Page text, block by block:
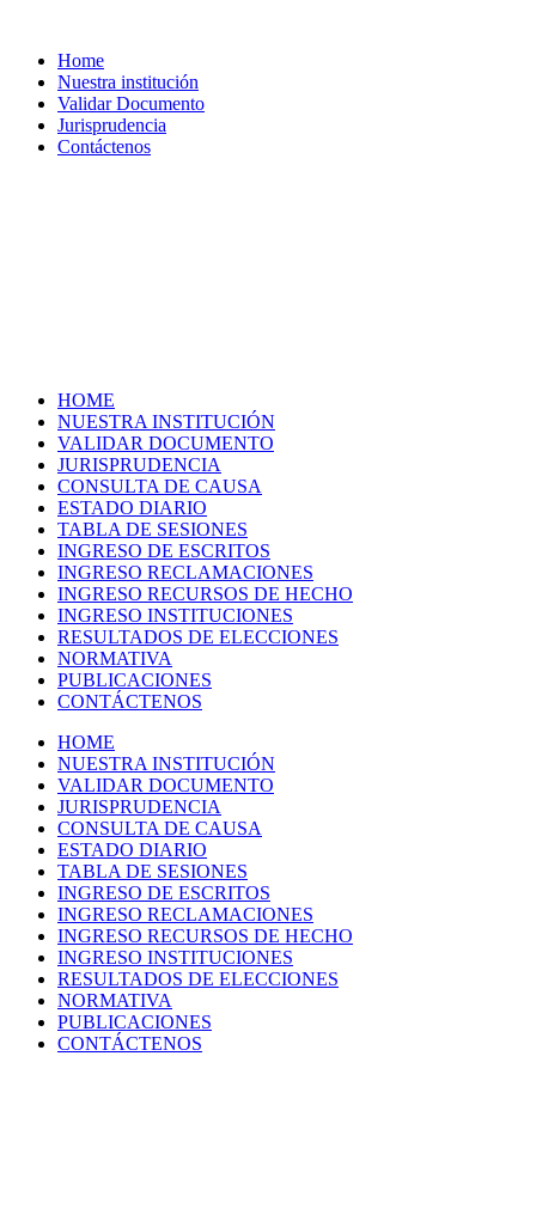
Home
Nuestra institución
Validar Documento
Jurisprudencia
Contáctenos
HOME
NUESTRA INSTITUCIÓN
VALIDAR DOCUMENTO
JURISPRUDENCIA
CONSULTA DE CAUSA
ESTADO DIARIO
TABLA DE SESIONES
INGRESO DE ESCRITOS
INGRESO RECLAMACIONES
INGRESO RECURSOS DE HECHO
INGRESO INSTITUCIONES
RESULTADOS DE ELECCIONES
NORMATIVA
PUBLICACIONES
CONTÁCTENOS
HOME
NUESTRA INSTITUCIÓN
VALIDAR DOCUMENTO
JURISPRUDENCIA
CONSULTA DE CAUSA
ESTADO DIARIO
TABLA DE SESIONES
INGRESO DE ESCRITOS
INGRESO RECLAMACIONES
INGRESO RECURSOS DE HECHO
INGRESO INSTITUCIONES
RESULTADOS DE ELECCIONES
NORMATIVA
PUBLICACIONES
CONTÁCTENOS